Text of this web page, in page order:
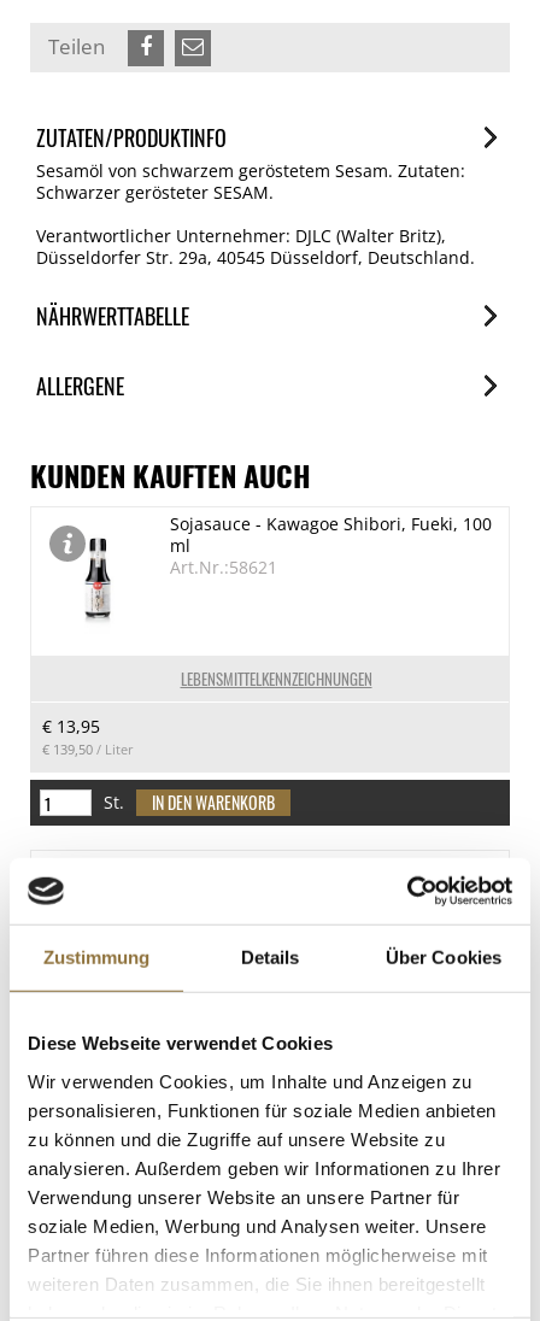
Zustimmung Details Über Cookies
Diese Webseite verwendet Cookies
Wir verwenden Cookies, um Inhalte und Anzeigen zu
personalisieren, Funktionen für soziale Medien anbieten
zu können und die Zugriffe auf unsere Website zu
analysieren. Außerdem geben wir Informationen zu Ihrer
Verwendung unserer Website an unsere Partner für
soziale Medien, Werbung und Analysen weiter. Unsere
Partner führen diese Informationen möglicherweise mit
weiteren Daten zusammen, die Sie ihnen bereitgestellt
Teilen
ZUTATEN/PRODUKTINFO
Sesamöl von schwarzem geröstetem Sesam. Zutaten:
Schwarzer gerösteter SESAM.
Verantwortlicher Unternehmer: DJLC (Walter Britz),
Düsseldorfer Str. 29a, 40545 Düsseldorf, Deutschland.
NÄHRWERTTABELLE
je 100ml
Fett
82.4 g
davon gesättigte Fettsäuren
14.6 g
0 g
Eiweiß
< 0.1 g
Salz
ALLERGENE
Spuren / Enthalten
Sesamsamen
Enthalten
KUNDEN KAUFTEN AUCH
LEBENSMITTELKENNZEICHNUNGEN
Sojasauce - Kawagoe Shibori, Fueki, 100
ml
Art.Nr.:58621
€ 13,95
€ 139,50 / Liter
St.
€ 5,87
€ 117,40/ kg
St.
TÖUFOOD - KOJI, Pilz Kultur / Sake
Starter, 700 g
Art.Nr.:63163